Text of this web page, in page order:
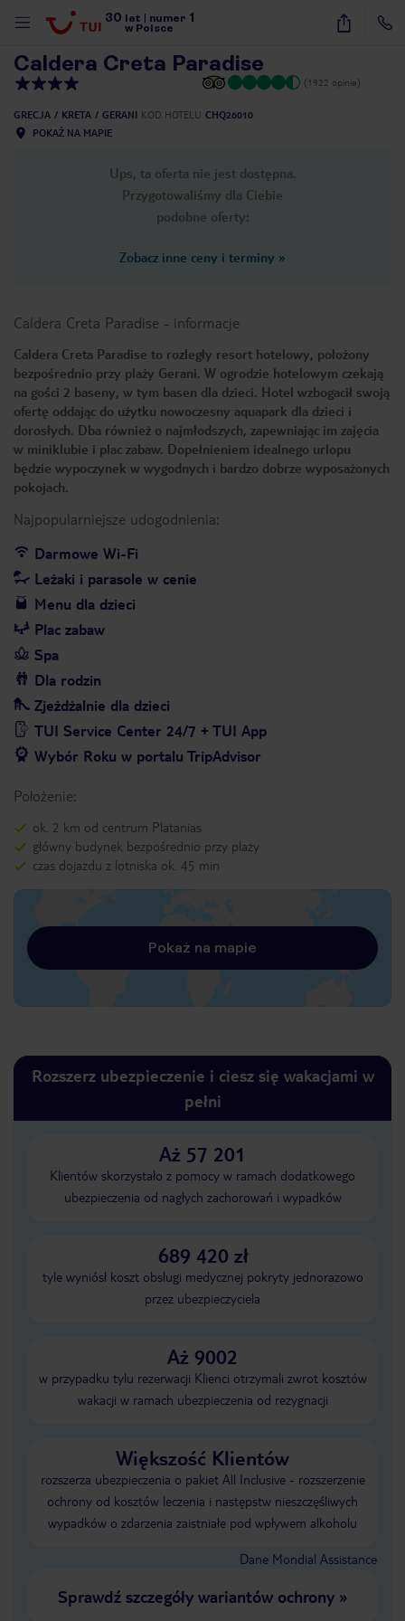
30 lat numer 1
w Polsce
44
Caldera Creta Paradise
(1922 opinie)
GRECJA KRETA GERANI KOD HOTELU CHQ26010
POKAŻ NA MAPIE
Ups, ta oferta nie jest dostępna.
Przygotowaliśmy dla Ciebie
podobne oferty:
Zobacz inne ceny i terminy »
Caldera Creta Paradise - informacje
Caldera Creta Paradise to rozległy resort hotelowy, położony
bezpośrednio przy plaży Gerani. W ogrodzie hotelowym czekają
na gości 2 baseny, w tym basen dla dzieci. Hotel wzbogacił swoją
ofertę oddając do użytku nowoczesny aquapark dla dzieci i
dorosłych. Dba również o najmłodszych, zapewniając im zajęcia
w miniklubie i plac zabaw. Dopełnieniem idealnego urlopu
będzie wypoczynek w wygodnych i bardzo dobrze wyposażonych
pokojach.
Najpopularniejsze udogodnienia:
Darmowe Wi-Fi
Leżaki i parasole w cenie
Menu dla dzieci
Plac zabaw
Spa
Dla rodzin
Zjeżdżalnie dla dzieci
TUI Service Center 24/7 + TUI App
Wybór Roku w portalu TripAdvisor
Położenie:
ok. 2 km od centrum Platanias
główny budynek bezpośrednio przy plaży
czas dojazdu z lotniska ok. 45 min
Pokaż na mapie
Rozszerz ubezpieczenie i ciesz się wakacjami w
pełni
Aż 57 201
Klientów skorzystało z pomocy w ramach dodatkowego
ubezpieczenia od nagłych zachorowań i wypadków
689 420 zł
tyle wyniósł koszt obsługi medycznej pokryty jednorazowo
przez ubezpieczyciela
Aż 9002
w przypadku tylu rezerwacji Klienci otrzymali zwrot kosztów
wakacji w ramach ubezpieczenia od rezygnacji
Większość Klientów
rozszerza ubezpieczenia o pakiet All Inclusive - rozszerzenie
ochrony od kosztów leczenia i następstw nieszczęśliwych
wypadków o zdarzenia zaistniałe pod wpływem alkoholu
Dane Mondial Assistance
Sprawdź szczegóły wariantów ochrony»